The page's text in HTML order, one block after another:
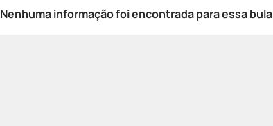
Nenhuma informação foi encontrada para essa bula